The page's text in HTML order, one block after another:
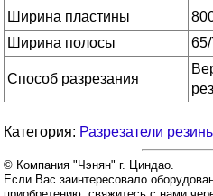
Ширина пластины
Ширина полосы
Способ разрезания
Категория: Разрезатели
© Компания "Чэнян" г. Циндао.
Если Вас заинтересовало